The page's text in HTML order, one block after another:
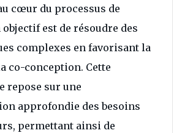
cœur du processus de
est de résoudre des
complexes en favorisant la
co-conception. Cette
repose sur une
approfondie des besoins
permettant ainsi de